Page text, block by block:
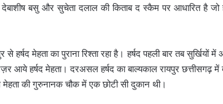
बसु और सुचेता दलाल की किताब द स्कैम पर आधारित है जो
हर्षद मेहता का पुराना रिश्ता रहा है। हर्षद पहली बार तब
हर्षद मेहता। दरअसल हर्षद का बाल्यकाल रायपुर छत्तीसगढ़ में
मेहता की गुरुनानक चौक में एक छोटी सी दुकान थी।